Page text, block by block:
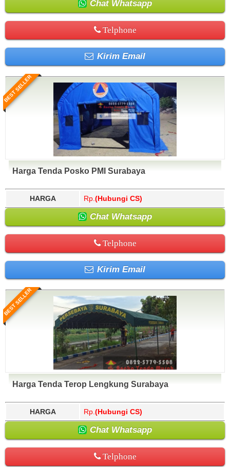
Chat Whatsapp
Telphone
Kirim Email
BEST SELLER
Harga Tenda Posko PMI Surabaya
HARGA Rp. (Hubungi CS)
Chat Whatsapp
Telphone
Kirim Email
BEST SELLER
Harga Tenda Terop Lengkung Surabaya
HARGA Rp. (Hubungi CS)
Chat Whatsapp
Telphone